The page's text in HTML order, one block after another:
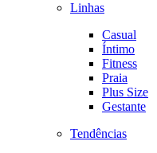
Linhas
Casual
Íntimo
Fitness
Praia
Plus Size
Gestante
Tendências